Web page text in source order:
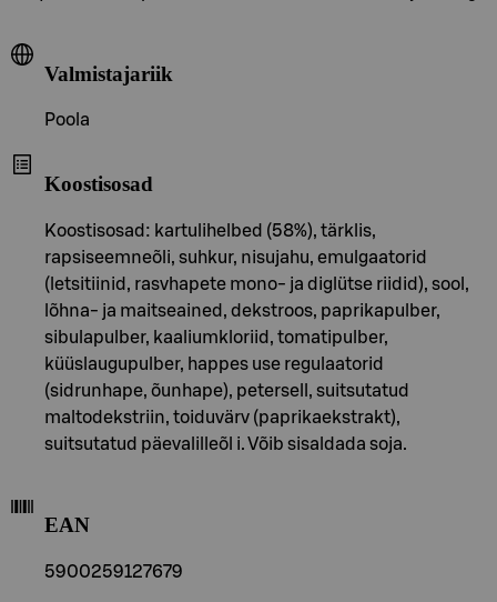
Valmistajariik
Poola
Koostisosad
Koostisosad: kartulihelbed (58%), tärklis,
rapsiseemneõli, suhkur, nisujahu, emulgaatorid
(letsitiinid, rasvhapete mono- ja diglütse riidid), sool,
lõhna- ja maitseained, dekstroos, paprikapulber,
sibulapulber, kaaliumkloriid, tomatipulber,
küüslaugupulber, happes use regulaatorid
(sidrunhape, õunhape), petersell, suitsutatud
maltodekstriin, toiduvärv (paprikaekstrakt),
suitsutatud päevalilleõl i. Võib sisaldada soja.
EAN
5900259127679